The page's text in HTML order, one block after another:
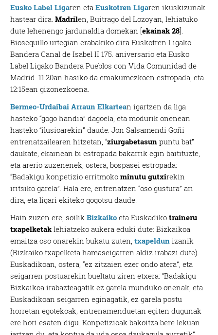
Eusko Label Ligaren etaEuskotren Ligaren ikuskizunak
hastear dira.Madrilen, Buitrago del Lozoyan, lehiatuko
dute lehenengo jardunaldia domekan [ekainak 28].
Riosequillo urtegian erabakiko dira Euskotren Ligako
Bandera Canal de Isabel II 175. aniversario eta Eusko
Label Ligako Bandera Pueblos con Vida Comunidad de
Madrid. 11:20an hasiko da emakumezkoen estropada, eta
12:15ean gizonezkoena.
Bermeo-Urdaibai Arraun Elkartean igartzen da liga
hasteko “gogo handia” dagoela, eta modurik onenean
hasteko “ilusioarekin” daude. Jon Salsamendi Goñi
entrenatzailearen hitzetan, “ziurgabetasun puntu bat”
daukate, ekainean bi estropada bakarrik egin baitituzte,
eta arerio zuzenenek, ostera, bospasei estropada:
“Badakigu konpetizio erritmokominutu gutxirekin
iritsiko garela”. Hala ere, entrenatzen “oso gustura” ari
dira, eta ligari ekiteko gogotsu daude.
Hain zuzen ere, soilikBizkaiko eta Euskadiko traineru
txapelketak lehiatzeko aukera eduki dute: Bizkaikoa
emaitza oso onarekin bukatu zuten, txapeldun izanik
(Bizkaiko txapelketa hamaseigarren aldiz irabazi dute).
Euskadikoan, ostera, “ez zitzaien ezer ondo atera”, eta
seigarren postuarekin bueltatu ziren etxera: “Badakigu
Bizkaikoa irabazteagatik ez garela munduko onenak, eta
Euskadikoan seigarren eginagatik, ez garela postu
horretan egotekoak; entrenamenduetan egiten dugunak
ere hori esaten digu. Konpetizioak bakoitza bere lekuan